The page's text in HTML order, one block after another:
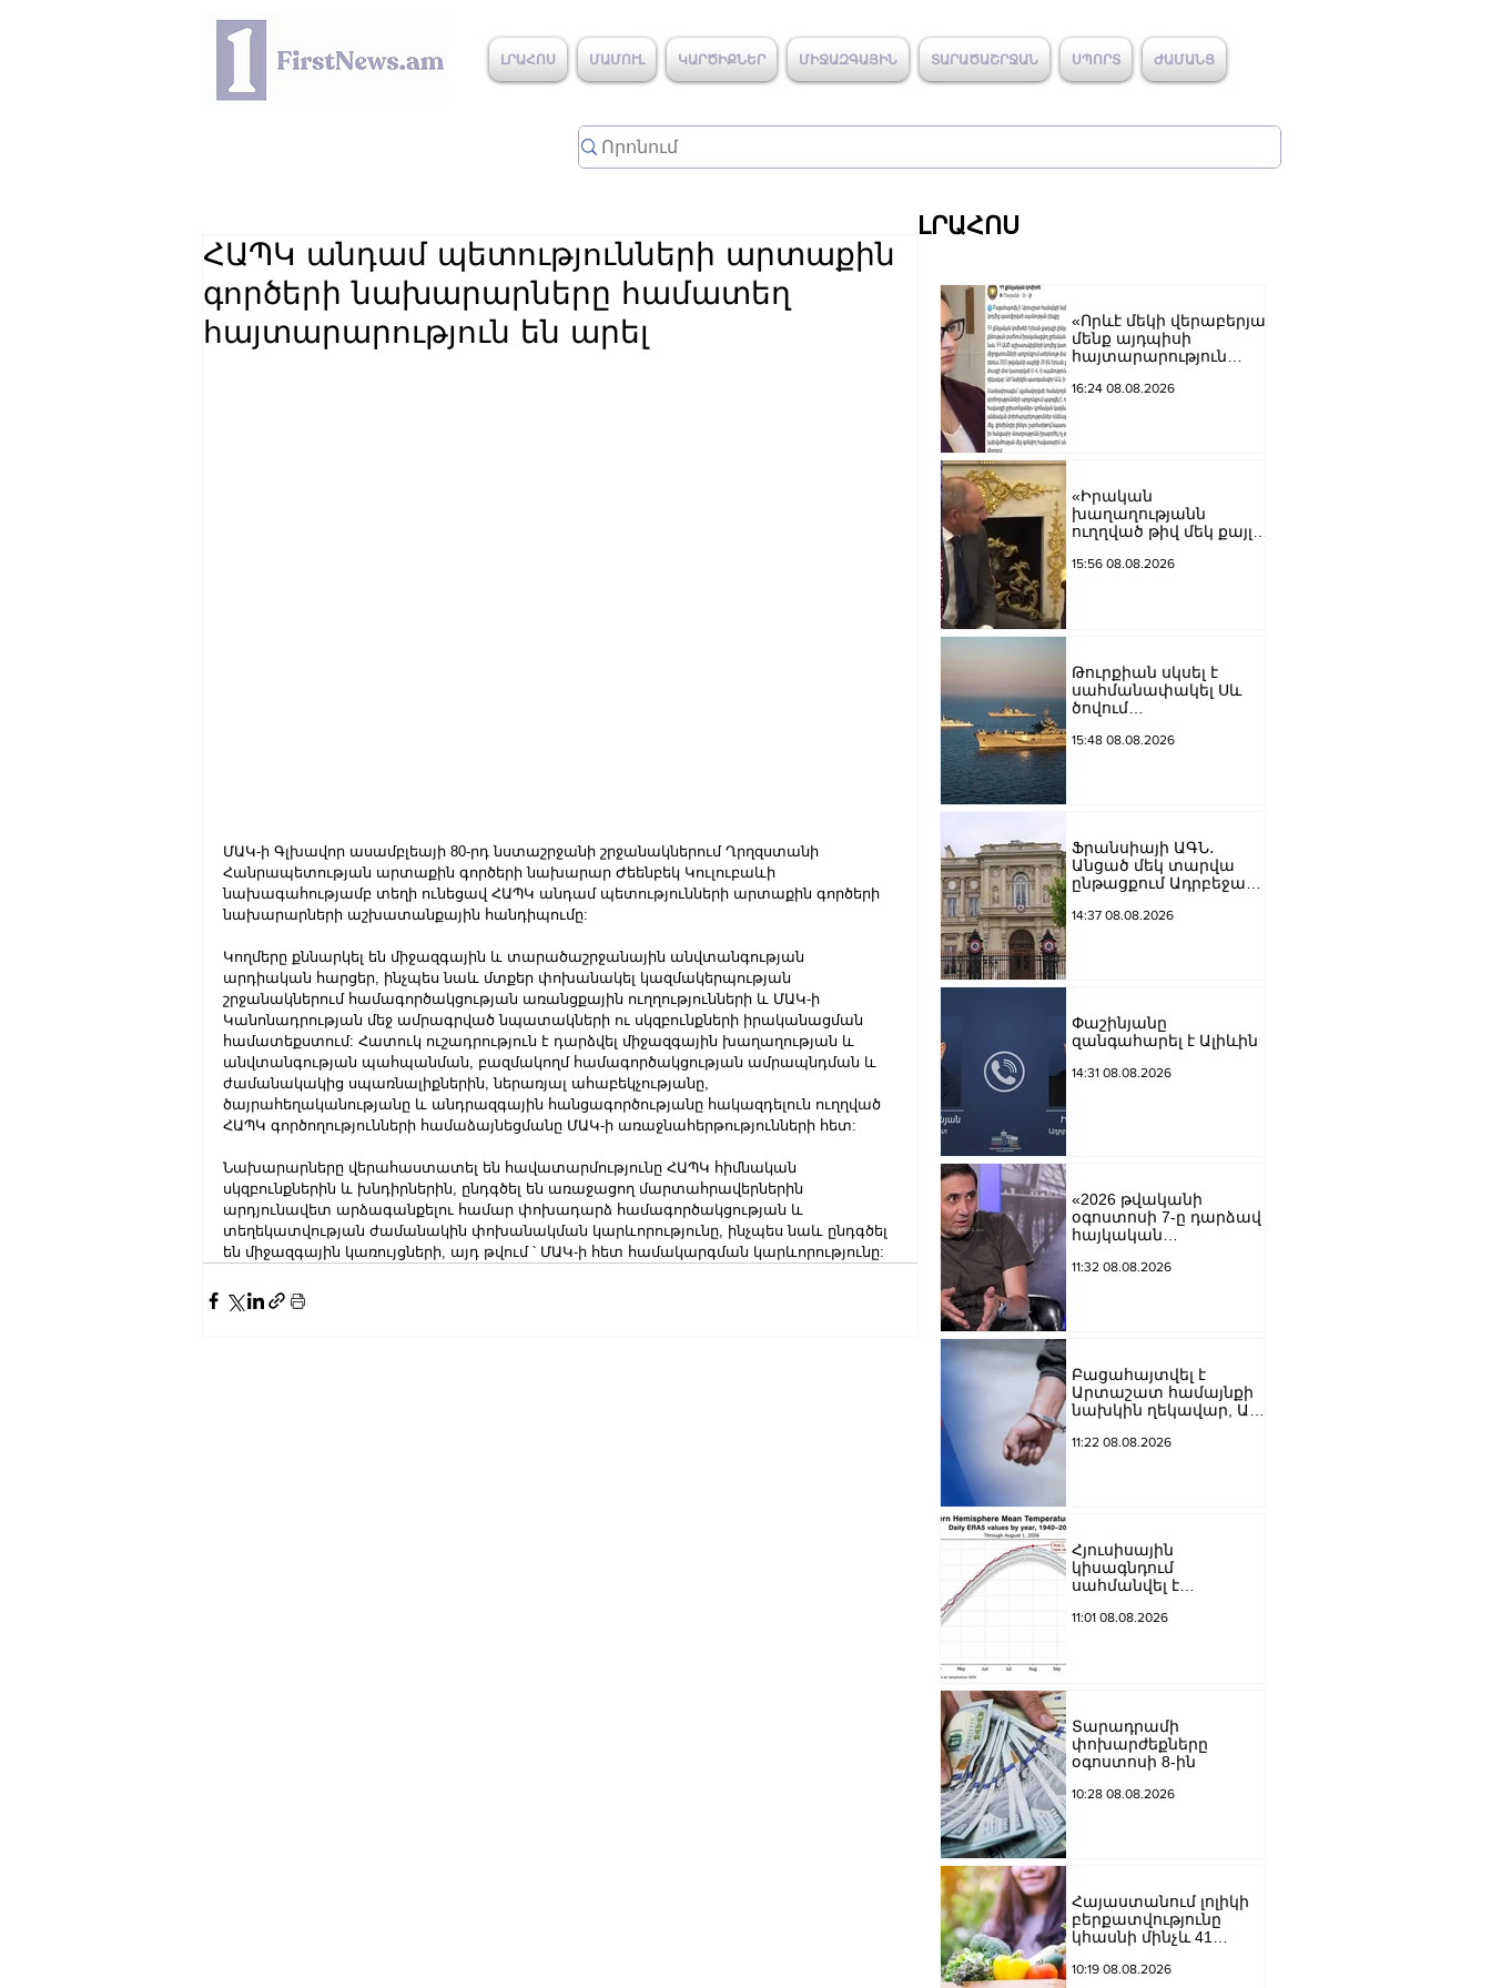
ԼՐԱՀՈՍ ՄԱՄՈՒԼ ԿԱՐԾԻՔՆԵՐ ՄԻՋԱԶԳԱՅԻՆ ՏԱՐԱԾԱՇՐՋԱՆ ՍՊՈՐՏ ԺԱՄԱՆՑ
ՀԱՊԿ անդամ պետությունների արտաքին
գործերի նախարարները համատեղ
հայտարարություն են արել
ՄԱԿ-ի Գլխավոր ասամբլեայի 80-րդ նստաշրջանի շրջանակներում Ղրղզստանի
Հանրապետության արտաքին գործերի նախարար Ժեենբեկ Կուլուբաևի
նախագահությամբ տեղի ունեցավ ՀԱՊԿ անդամ պետությունների արտաքին գործերի
նախարարների աշխատանքային հանդիպումը:
Կողմերը քննարկել են միջազգային և տարածաշրջանային անվտանգության
արդիական հարցեր, ինչպես նաև մտքեր փոխանակել կազմակերպության
շրջանակներում համագործակցության առանցքային ուղղությունների և ՄԱԿ-ի
Կանոնադրության մեջ ամրագրված նպատակների ու սկզբունքների իրականացման
համատեքստում: Հատուկ ուշադրություն է դարձվել միջազգային խաղաղության և
անվտանգության պահպանման, բազմակողմ համագործակցության ամրապնդման և
ժամանակակից սպառնալիքներին, ներառյալ ահաբեկչությանը,
ծայրահեղականությանը և անդրազգային հանցագործությանը հակազդելուն ուղղված
ՀԱՊԿ գործողությունների համաձայնեցմանը ՄԱԿ-ի առաջնահերթությունների հետ: ️ ️
Նախարարները վերահաստատել են հավատարմությունը ՀԱՊԿ հիմնական
սկզբունքներին և խնդիրներին, ընդգծել են առաջացող մարտահրավերներին
արդյունավետ արձագանքելու համար փոխադարձ համագործակցության և
տեղեկատվության ժամանակին փոխանակման կարևորությունը, ինչպես նաև ընդգծել
են միջազգային կառույցների, այդ թվում ՝ ՄԱԿ-ի հետ համակարգման կարևորությունը:
ԼՐԱՀՈՍ
«Որևէ մեկի վերաբերյալ
մենք այդպիսի
հայտարարություն
Քրիստինե Վարդանյան
16:24 08.08.2026
«Իրական
խաղաղությանն
ուղղված թիվ մեկ քայլը
գերիների ազատ
15:56 08.08.2026
Թուրքիան սկսել է
սահմանափակել Սև
ծովում
15:48 08.08.2026
Ֆրանսիայի ԱԳՆ․
Անցած մեկ տարվա
ընթացքում Ադրբեջանն
խաղաղությունը
14:37 08.08.2026
Փաշինյանը
զանգահարել է Ալիևին
14:31 08.08.2026
«2026 թվականի
օգոստոսի 7-ը դարձավ
հայկական
ամենախայտառակ
11:32 08.08.2026
Բացահայտվել է
Արտաշատ համայնքի
նախկին ղեկավար, ԱԺ
պատգամավոր Ա.Ա.-ի
11:22 08.08.2026
Հյուսիսային
կիսագնդում
սահմանվել է
նոր ռեկորդ․ Լևոն
11:01 08.08.2026
Տարադրամի
փոխարժեքները
օգոստոսի 8-ին
10:28 08.08.2026
Հայաստանում լոլիկի
բերքատվությունը
կհասնի մինչև 41
հեկտարից
10:19 08.08.2026